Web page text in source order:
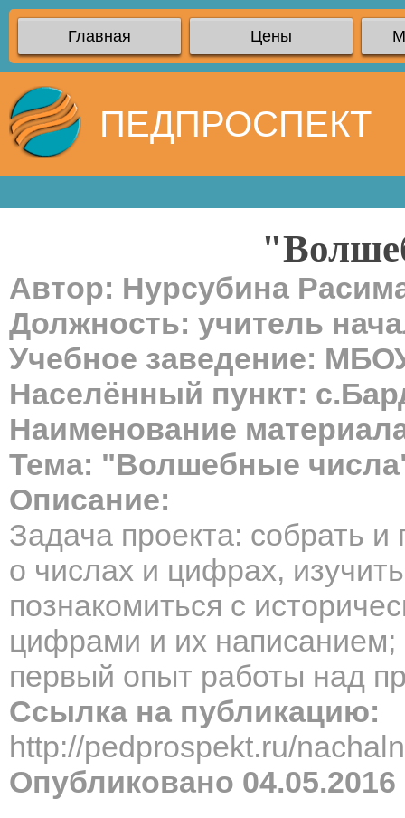
Главная Цены
ПЕДПРОСПЕКТ
Автор: Нурсубина
Должность: учитель
Учебное заведение:
Населённый пункт:
Наименование
Тема: "Волшебные
Описание:
Задача проекта: собрать
о числах и цифрах,
познакомиться с
цифрами и их написанием;
первый опыт работы над
Ссылка на публикацию:
http://pedprospekt.ru/
Опубликовано 04.05.2016